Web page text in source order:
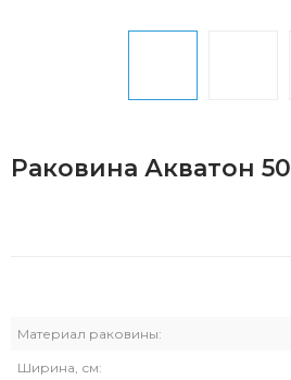
Раковина Акватон 50
Материал раковины:
Ширина, см: